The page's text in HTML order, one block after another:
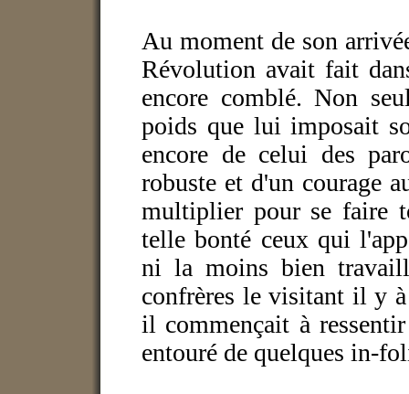
Au moment de son
Révolution avait fait
encore comblé. Non
poids que lui imposait
encore de celui des
robuste et d'un courage
multiplier pour se faire
telle bonté ceux qui
ni la moins bien
confrères le visitant il y
il commençait à
entouré de quelques in-